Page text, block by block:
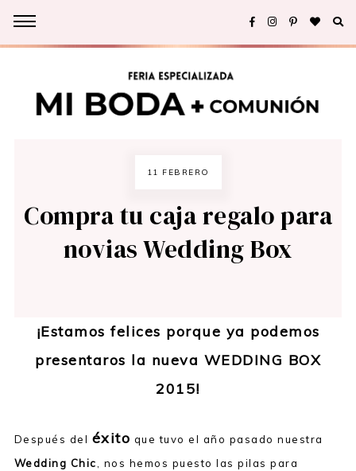
11 FEBRERO
Compra tu caja regalo para
novias Wedding Box
¡Estamos felices porque ya podemos
presentaros la nueva WEDDING BOX
2015!
Después del éxito que tuvo el año pasado nuestra
Wedding Chic, nos hemos puesto las pilas para